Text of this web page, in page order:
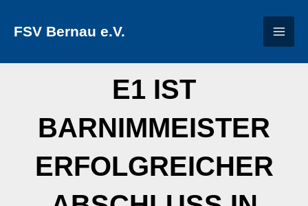
InhaltFSV Bernau e.V.
E1 IST
BARNIMMEISTER
ERFOLGREICHER